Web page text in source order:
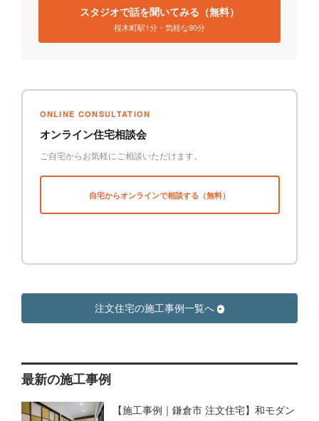
スタジオで話を聞いてみる（無料）
桜木町駅1分・気軽な90分
ONLINE CONSULTATION
オンライン住宅相談会
ご自宅からお気軽にご相談いただけます。
自宅からオンラインで相談する（無料）
注文住宅の施工事例一覧へ
最新の施工事例
【施工事例｜鎌倉市 注文住宅】和モダン